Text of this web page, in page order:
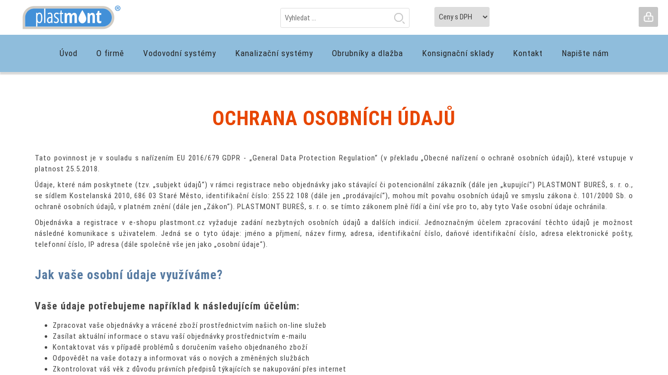
Úvod O firmě Vodovodní systémy Kanalizační systémy Obrubníky a dlažba Konsignační sklady Kontakt Napište nám
OCHRANA OSOBNÍCH ÚDAJŮ
Tato povinnost je v souladu s nařízením EU 2016/679 GDPR - „General Data Protection Regulation“ (v překladu „Obecné nařízení o ochraně osobních údajů), které vstupuje v
platnost 25.5.2018.
Údaje, které nám poskytnete (tzv. „subjekt údajů“) v rámci registrace nebo objednávky jako stávající či potencionální zákazník (dále jen „kupující“) PLASTMONT BUREŠ, s. r. o.,
se sídlem Kostelanská 2010, 686 03 Staré Město, identifikační číslo: 255 22 108 (dále jen „prodávající“), mohou mít povahu osobních údajů ve smyslu zákona č. 101/2000 Sb. o
ochraně osobních údajů, v platném znění (dále jen „Zákon“). PLASTMONT BUREŠ, s. r. o. se tímto zákonem plně řídí a činí vše pro to, aby tyto Vaše osobní údaje ochránila.
Objednávka a registrace v e-shopu plastmont.cz vyžaduje zadání nezbytných osobních údajů a dalších indicií. Jednoznačným účelem zpracování těchto údajů je možnost
následné komunikace s uživatelem. Jedná se o tyto údaje: jméno a přjmení, název firmy, adresa, identifikační číslo, daňové identifikační číslo, adresa elektronické pošty,
telefonní číslo, IP adresa (dále společně vše jen jako „osobní údaje“).
Jak vaše osobní údaje využíváme?
Vaše údaje potřebujeme například k následujícím účelům:
Zpracovat vaše objednávky a vrácené zboží prostřednictvím našich on-line služeb
Zasílat aktuální informace o stavu vaší objednávky prostřednictvím e-mailu
Kontaktovat vás v případě problémů s doručením vašeho objednaného zboží
Odpovědět na vaše dotazy a informovat vás o nových a změněných službách
Zkontrolovat váš věk z důvodu právních předpisů týkajících se nakupování přes internet